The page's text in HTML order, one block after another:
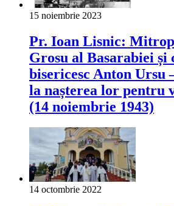
15 noiembrie 2023
Pr. Ioan Lisnic:
Grosu al Basarabiei și
bisericesc Anton Ursu
la nașterea lor pentru
(14 noiembrie 1943)
14 octombrie 2022